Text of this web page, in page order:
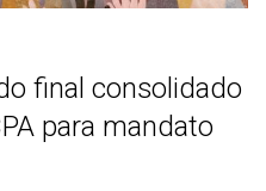
final consolidado
para mandato